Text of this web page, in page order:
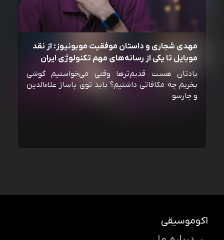
مهدی شجاری و داستان موفقیت موبونیوز: از نقد
موبایل تا یکی از رسانه‌‌های مهم تکنولوژی ایران
یادتان هست قدیم‌ترها وقتی می‌خواستیم گوشی
بخریم چه مکافاتی داشتیم؟ باید توی پاساژ علاءالدین
و چارسو
اکوموسیقی